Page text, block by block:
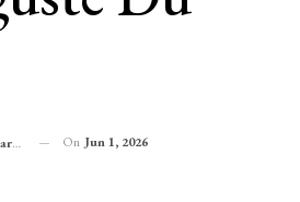
On Jun 1, 2026